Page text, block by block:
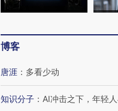
博客
唐涯 ： 多看少动
知识分子 ： AI冲击之下，年轻